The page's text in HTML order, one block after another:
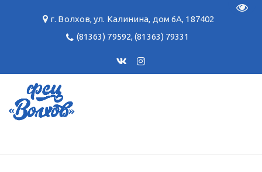
г. Волхов,ул. Калинина, дом 6А, 187402
(81363) 79592,(81363) 79331